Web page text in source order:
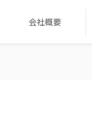
会社概要